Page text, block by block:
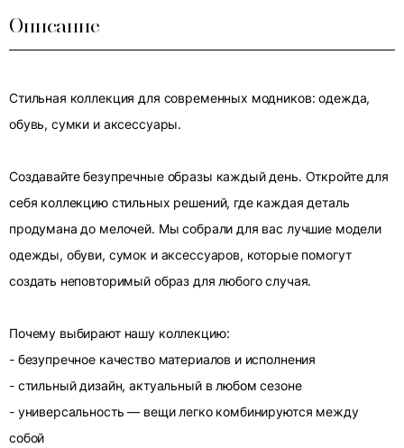
Описание
Стильная коллекция для современных модников: одежда,
обувь, сумки и аксессуары.
Создавайте безупречные образы каждый день. Откройте для
себя коллекцию стильных решений, где каждая деталь
продумана до мелочей. Мы собрали для вас лучшие модели
одежды, обуви, сумок и аксессуаров, которые помогут
создать неповторимый образ для любого случая.
Почему выбирают нашу коллекцию:
- безупречное качество материалов и исполнения
- стильный дизайн, актуальный в любом сезоне
- универсальность — вещи легко комбинируются между
собой